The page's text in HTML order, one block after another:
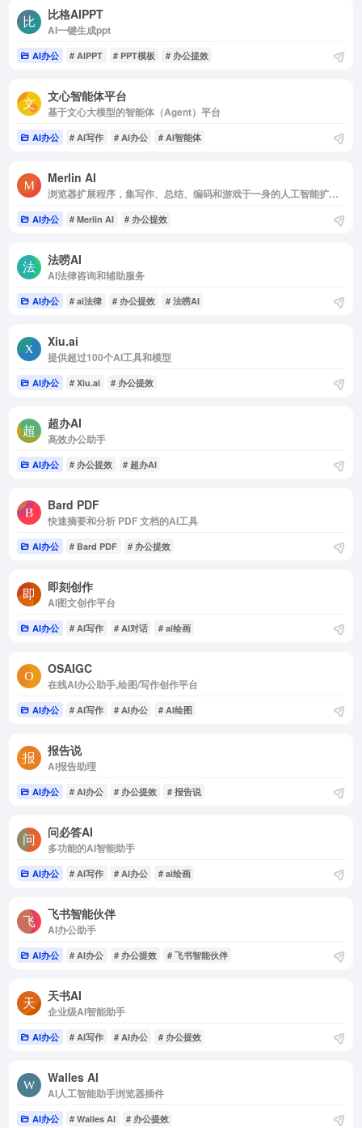
比格AIPPT
AI一键生成ppt
AI办公 # AIPPT # PPT模板 # 办公提效
文心智能体平台
基于文心大模型的智能体（Agent）平台
AI办公 # AI写作 # AI办公 # AI智能体
Merlin AI
浏览器扩展程序，集写作、总结、编码和游戏于一身的人工智能扩展功能
AI办公 # Merlin AI # 办公提效
法唠AI
AI法律咨询和辅助服务
AI办公 # ai法律 # 办公提效 # 法唠AI
Xiu.ai
提供超过100个AI工具和模型
AI办公 # Xiu.ai # 办公提效
超办AI
高效办公助手
AI办公 # 办公提效 # 超办AI
Bard PDF
快速摘要和分析 PDF 文档的AI工具
AI办公 # Bard PDF # 办公提效
即刻创作
AI图文创作平台
AI办公 # AI写作 # AI对话 # ai绘画
OSAIGC
在线AI办公助手,绘图/写作创作平台
AI办公 # AI写作 # AI办公 # AI绘图
报告说
AI报告助理
AI办公 # AI办公 # 办公提效 # 报告说
问必答AI
多功能的AI智能助手
AI办公 # AI写作 # AI办公 # ai绘画
飞书智能伙伴
AI办公助手
AI办公 # AI办公 # 办公提效 # 飞书智能伙伴
天书AI
企业级AI智能助手
AI办公 # AI写作 # AI办公 # 办公提效
Walles AI
AI人工智能助手浏览器插件
AI办公 # Walles AI # 办公提效